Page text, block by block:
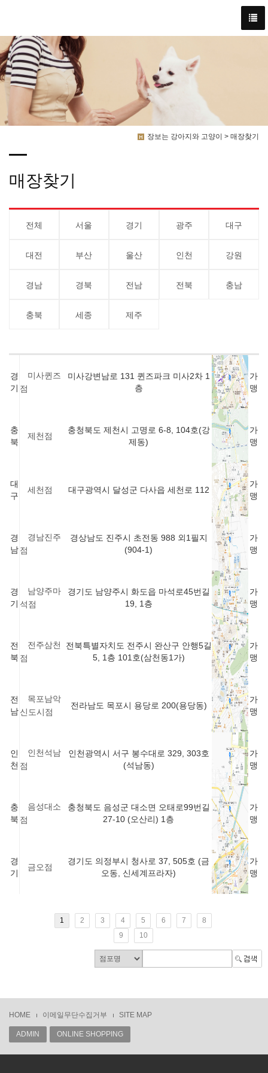
장보는 강아지와 고양이 > 매장찾기
매장찾기
전체 서울 경기 광주 대구
대전 부산 울산 인천 강원
경남 경북 전남 전북 충남
충북 세종 제주
경
기
미사퀸즈
점
미사강변남로 131 퀸즈파크 미사2차 1
층
가
맹
충
북
제천점
충청북도 제천시 고명로 6-8, 104호(강
제동)
가
맹
대
구
세천점 대구광역시 달성군 다사읍 세천로 112
가
맹
경
남
경남진주
점
경상남도 진주시 초전동 988 외1필지
(904-1)
가
맹
경
기
남양주마
석점
경기도 남양주시 화도읍 마석로45번길
19, 1층
가
맹
전
북
전주삼천
점
전북특별자치도 전주시 완산구 안행5길
5, 1층 101호(삼천동1가)
가
맹
전
남
목포남악
신도시점
전라남도 목포시 용당로 200(용당동)
가
맹
인
천
인천석남
점
인천광역시 서구 봉수대로 329, 303호
(석남동)
가
맹
충
북
음성대소
점
충청북도 음성군 대소면 오태로99번길
27-10 (오산리) 1층
가
맹
경
기
금오점
경기도 의정부시 청사로 37, 505호 (금
오동, 신세계프라자)
가
맹
1 2 3 4 5 6 7
8
9
10
HOME 이메일무단수집거부 SITE MAP
ADMIN ONLINE SHOPPING